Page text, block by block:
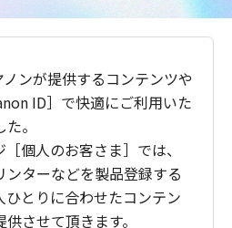
ンが提供するコンテンツや
ID］で快適にご利用いた
。
個人のお客さま］では、
ターなどを製品登録する
ひとりに合わせたコンテン
させて頂きます。